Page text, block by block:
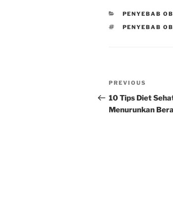
CATEGORIES
PENYEBAB
TAGS
PENYEBAB
Post
navigation
Previous
Post
PREVIOUS
10 Tips Diet
Menurunkan